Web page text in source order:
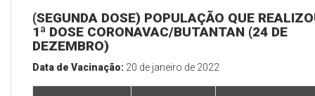
(SEGUNDA DOSE) POPULAÇÃO QUE
1ª DOSE CORONAVAC/BUTANTAN (24 DE
DEZEMBRO)
Data de Vacinação: 20 de janeiro de 2022